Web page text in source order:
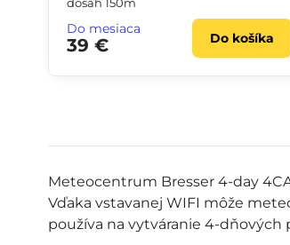
Meteocentrum Bresser 4-day
Vďaka vstavanej WIFI môže
používa na vytváranie 4-dňových
Do mesiaca
39 € Do košíka